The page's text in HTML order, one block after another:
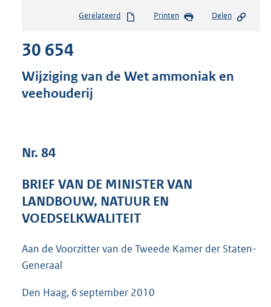
s
s
:
4
Gerelateerd Printen Delen
30 654
Wijziging van de Wet ammoniak en
veehouderij
Nr. 84
BRIEF VAN DE MINISTER VAN
LANDBOUW, NATUUR EN
VOEDSELKWALITEIT
Aan de Voorzitter van de Tweede Kamer der Staten-
Generaal
Den Haag, 6 september 2010